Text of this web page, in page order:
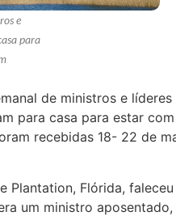
e
para
de ministros e líderes
para casa para estar
recebidas 18- 22 de
Plantation, Flórida, faleceu
um ministro aposentado,